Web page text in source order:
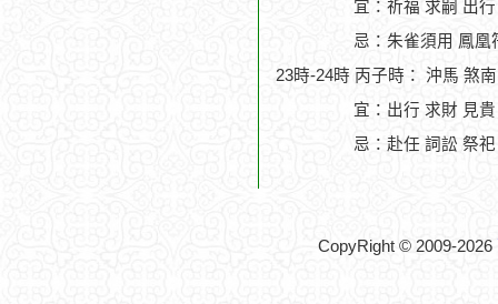
宜：祈福 求嗣 出
忌：朱雀須用 鳳凰
23時-24時 丙子時： 沖馬 煞
宜：出行 求財 見
忌：赴任 詞訟 祭
CopyRight © 2009-2026